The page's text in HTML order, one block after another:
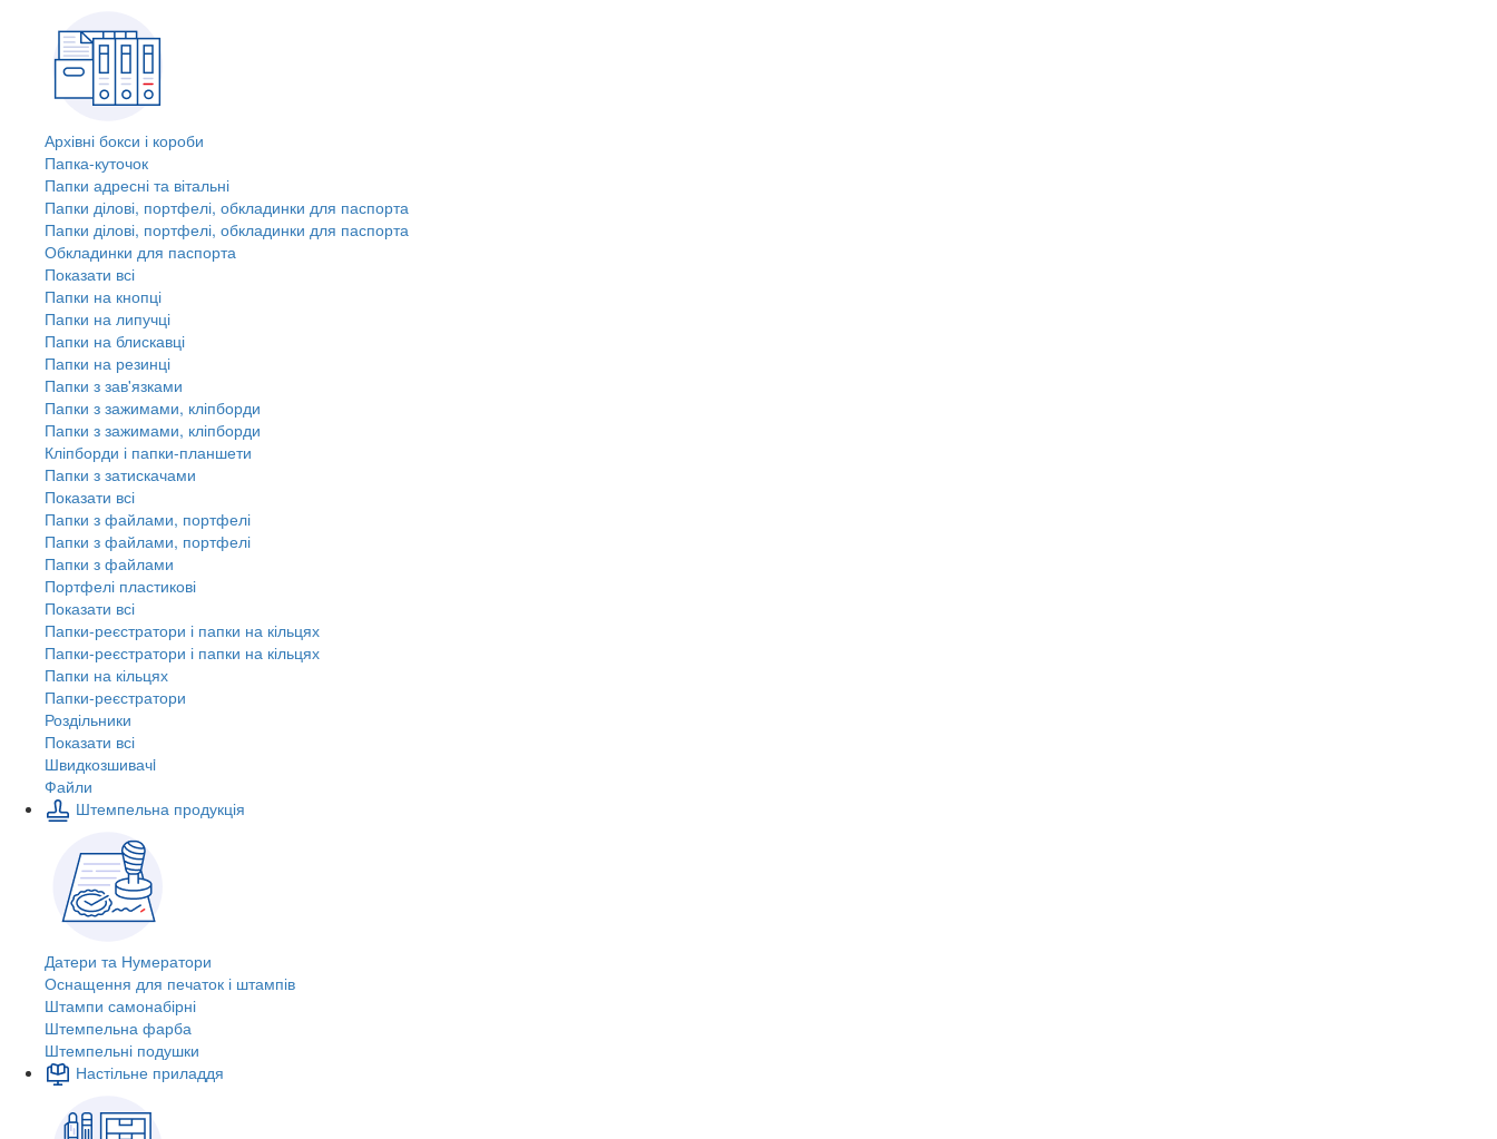
Архівні бокси і короби
Папка-куточок
Папки адресні та вітальні
Папки ділові, портфелі, обкладинки для паспорта
Папки ділові, портфелі, обкладинки для паспорта
Обкладинки для паспорта
Показати всі
Папки на кнопці
Папки на липучці
Папки на блискавці
Папки на резинці
Папки з зав'язками
Папки з зажимами, кліпборди
Папки з зажимами, кліпборди
Кліпборди і папки-планшети
Папки з затискачами
Показати всі
Папки з файлами, портфелі
Папки з файлами, портфелі
Папки з файлами
Портфелі пластикові
Показати всі
Папки-реєстратори і папки на кільцях
Папки-реєстратори і папки на кільцях
Папки на кільцях
Папки-реєстратори
Роздільники
Показати всі
Швидкозшивачi
Файли
Штемпельна продукція
Датери та Нумератори
Оснащення для печаток і штампів
Штампи самонабірні
Штемпельна фарба
Штемпельні подушки
Настільне приладдя